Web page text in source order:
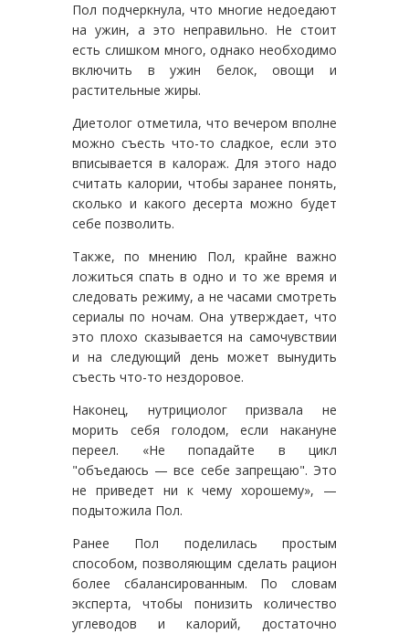
Пол подчеркнула, что многие недоедают
на ужин, а это неправильно. Не стоит
есть слишком много, однако необходимо
включить в ужин белок, овощи и
растительные жиры.
Диетолог отметила, что вечером вполне
можно съесть что-то сладкое, если это
вписывается в калораж. Для этого надо
считать калории, чтобы заранее понять,
сколько и какого десерта можно будет
себе позволить.
Также, по мнению Пол, крайне важно
ложиться спать в одно и то же время и
следовать режиму, а не часами смотреть
сериалы по ночам. Она утверждает, что
это плохо сказывается на самочувствии
и на следующий день может вынудить
съесть что-то нездоровое.
Наконец, нутрициолог призвала не
морить себя голодом, если накануне
переел. «Не попадайте в цикл
"объедаюсь — все себе запрещаю". Это
не приведет ни к чему хорошему», —
подытожила Пол.
Ранее Пол поделилась простым
способом, позволяющим сделать рацион
более сбалансированным. По словам
эксперта, чтобы понизить количество
углеводов и калорий, достаточно